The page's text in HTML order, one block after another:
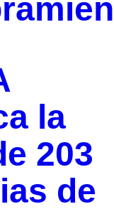
la
203
de